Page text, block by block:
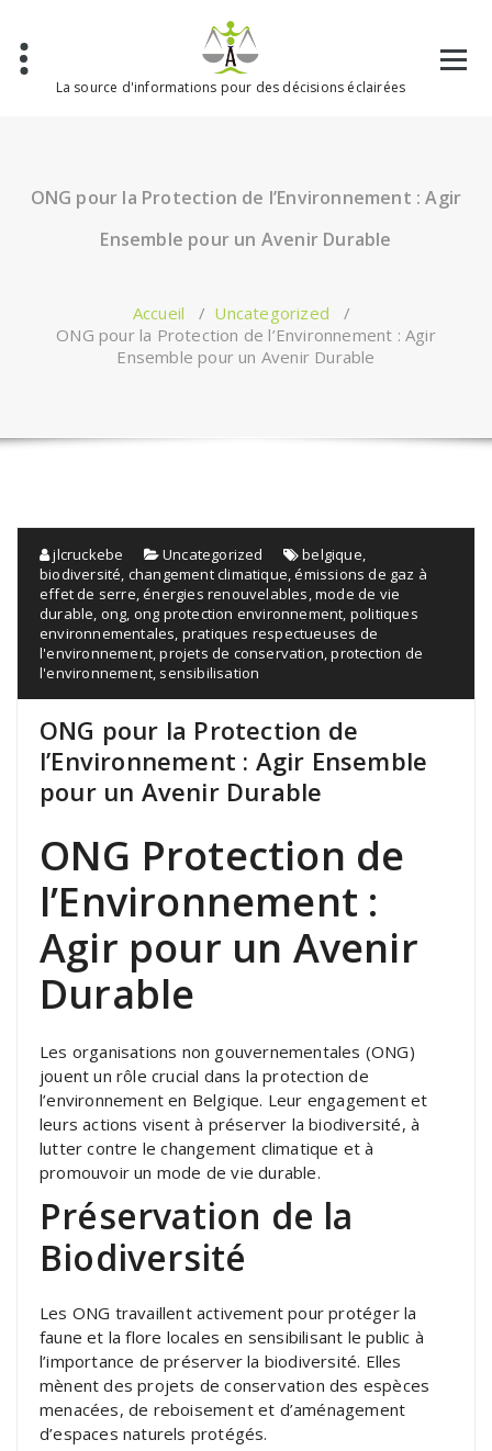
contenu
La source d'informations pour des décisions éclairées
ONG pour la Protection de l’Environnement : Agir
Ensemble pour un Avenir Durable
Accueil / Uncategorized /
ONG pour la Protection de l’Environnement : Agir
Ensemble pour un Avenir Durable
jlcruckebe Uncategorized belgique
biodiversité changement climatique ,émissions de gaz à
effet de serre ,énergies renouvelables ,mode de vie
durable ong ong protection environnement politiques
environnementales pratiques respectueuses de
l'environnement ,projets de conservation ,protection de
l'environnement sensibilisation
ONG pour la Protection de
l’Environnement : Agir Ensemble
pour un Avenir Durable
ONG Protection de
l’Environnement :
Agir pour un Avenir
Durable
Les organisations non gouvernementales (ONG)
jouent un rôle crucial dans la protection de
l’environnement en Belgique. Leur engagement et
leurs actions visent à préserver la biodiversité, à
lutter contre le changement climatique et à
promouvoir un mode de vie durable.
Préservation de la
Biodiversité
Les ONG travaillent activement pour protéger la
faune et la flore locales en sensibilisant le public à
l’importance de préserver la biodiversité. Elles
mènent des projets de conservation des espèces
menacées, de reboisement et d’aménagement
d’espaces naturels protégés.